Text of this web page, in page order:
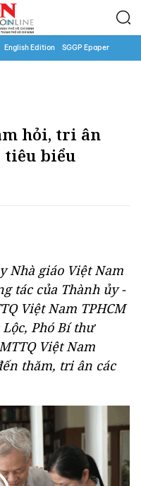
English Edition SGGP Epaper
hỏi, tri ân
tiêu biểu
Nhà giáo Việt Nam
tác của Thành ủy -
Việt Nam TPHCM
Phó Bí thư
Việt Nam
thăm, tri ân các